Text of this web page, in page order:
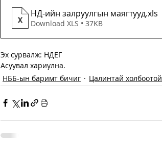
НД-ийн залруулгын маягтууд.xls
Download XLS • 37KB
Эх сурвалж: НДЕГ
Асуувал хариулна.
НББ-ын баримт бичиг
Цалинтай холбоотой